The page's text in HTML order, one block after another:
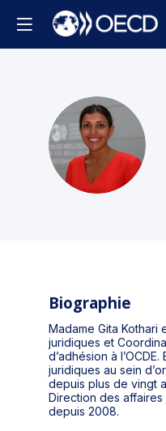
GK
Biographie
Madame Gita Kothari
juridiques et
d’adhésion à
juridiques au sein
depuis plus de vingt
Direction des affaires
depuis 2008.